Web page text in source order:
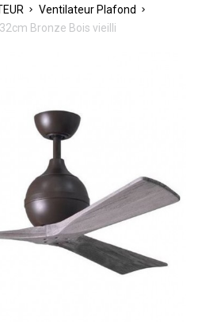
Ventilateur Plafond
Bronze Bois vieilli